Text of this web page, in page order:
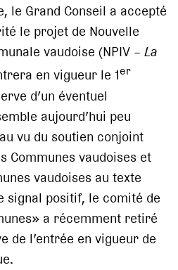
le Grand Conseil a accepté
le projet de Nouvelle
vaudoise (NPIV –La
en vigueur le 1er
d’un éventuel
aujourd’hui peu
vu du soutien conjoint
Communes vaudoises et
vaudoises au texte
signal positif, le comité de
a récemment retiré
de l’entrée en vigueur de